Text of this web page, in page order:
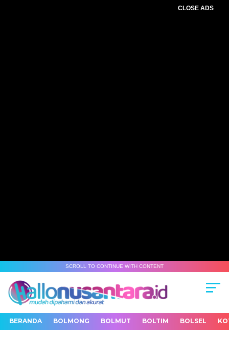
CLOSE ADS
SCROLL TO CONTINUE WITH CONTENT
BERANDA BOLMONG BOLMUT BOLTIM BOLSEL